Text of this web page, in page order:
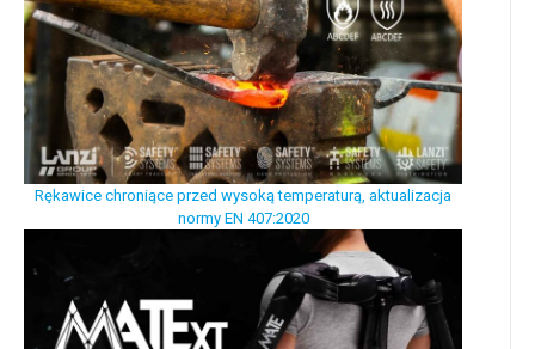
Rękawice chroniące przed wysoką temperaturą, aktualizacja
normy EN 407:2020